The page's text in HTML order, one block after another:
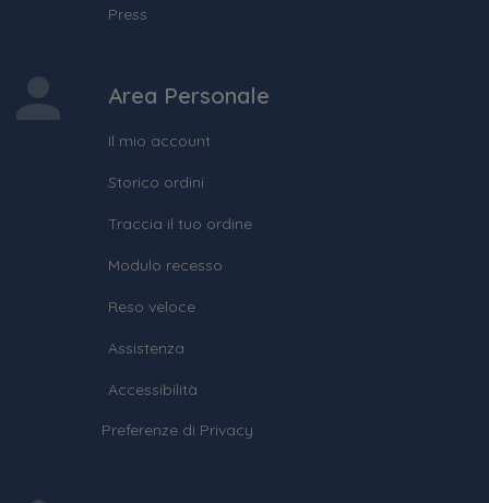
Press
Area Personale
Il mio account
Storico ordini
Traccia il tuo ordine
Modulo recesso
Reso veloce
Assistenza
Accessibilità
Preferenze di Privacy